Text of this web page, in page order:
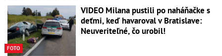
FOTO
VIDEO Milana pustili po naháňačke s
deťmi, keď havaroval v Bratislave:
Neuveriteľné, čo urobil!